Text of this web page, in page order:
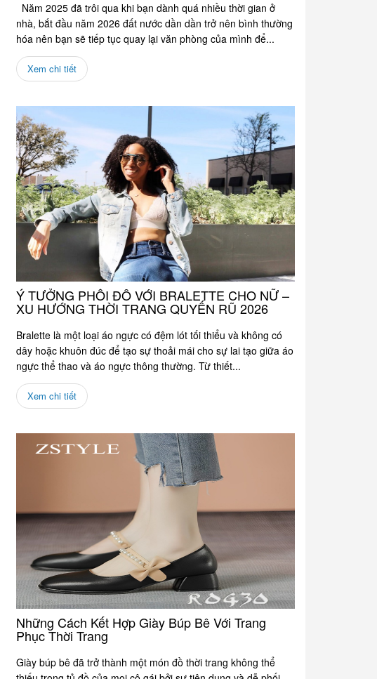
Năm 2025 đã trôi qua khi bạn dành quá nhiều thời gian ở
nhà, bắt đầu năm 2026 đất nước dần dần trở nên bình thường
hóa nên bạn sẽ tiếp tục quay lại văn phòng của mình để...
Xem chi tiết
Ý TƯỞNG PHỐI ĐỒ VỚI BRALETTE CHO NỮ –
XU HƯỚNG THỜI TRANG QUYẾN RŨ 2026
Bralette là một loại áo ngực có đệm lót tối thiểu và không có
dây hoặc khuôn đúc để tạo sự thoải mái cho sự lai tạo giữa áo
ngực thể thao và áo ngực thông thường. Từ thiết...
Xem chi tiết
Những Cách Kết Hợp Giày Búp Bê Với Trang
Phục Thời Trang
Giày búp bê đã trở thành một món đồ thời trang không thể